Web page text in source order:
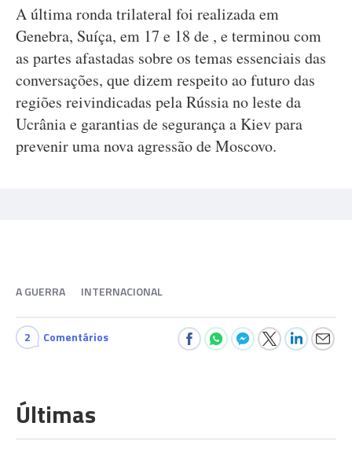
A última ronda trilateral foi realizada em
Genebra, Suíça, em 17 e 18 de , e terminou com
as partes afastadas sobre os temas essenciais das
conversações, que dizem respeito ao futuro das
regiões reivindicadas pela Rússia no leste da
Ucrânia e garantias de segurança a Kiev para
prevenir uma nova agressão de Moscovo.
A GUERRA INTERNACIONAL
2 Comentários
Últimas